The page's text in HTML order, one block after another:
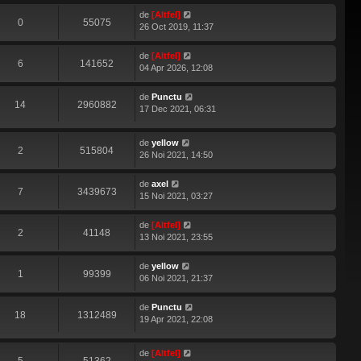
0 55075
de [Altfel]
26 Oct 2019, 11:37
6 141652
de [Altfel]
04 Apr 2026, 12:08
14 2960882
de Punctu
17 Dec 2021, 06:31
2 515804
de yellow
26 Noi 2021, 14:50
7 3439673
de axel
15 Noi 2021, 03:27
2 41148
de [Altfel]
13 Noi 2021, 23:55
1 99399
de yellow
06 Noi 2021, 21:37
18 1312489
de Punctu
19 Apr 2021, 22:08
de [Altfel]